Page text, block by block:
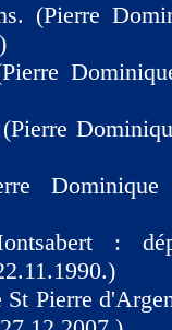
(Pierre
:
St Pierre